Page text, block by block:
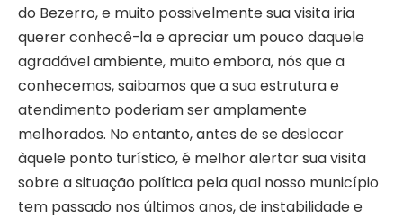
do Bezerro, e muito possivelmente sua visita iria
querer conhecê-la e apreciar um pouco daquele
agradável ambiente, muito embora, nós que a
conhecemos, saibamos que a sua estrutura e
atendimento poderiam ser amplamente
melhorados. No entanto, antes de se deslocar
àquele ponto turístico, é melhor alertar sua visita
sobre a situação política pela qual nosso município
tem passado nos últimos anos, de instabilidade e